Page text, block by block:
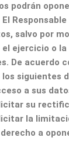
podrán
salvo por
el ejercicio o
De acuerdo
siguientes
a sus
su
la
a